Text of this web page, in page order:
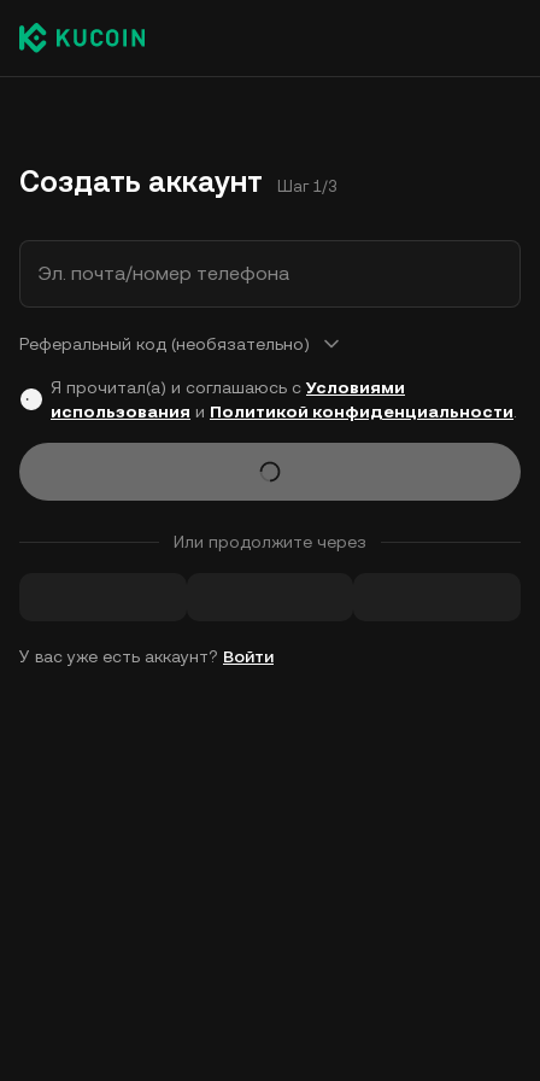
Создать аккаунт Шаг 1/3
Эл. почта/номер телефона
Реферальный код (необязательно)
Я прочитал(а) и соглашаюсь с Условиями
использования и Политикой конфиденциальности
Или продолжите через
У вас уже есть аккаунт? Войти